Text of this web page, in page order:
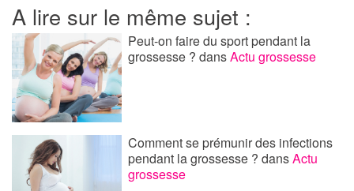
A lire sur le même sujet :
Peut-on faire du sport pendant la
grossesse ?dansActu grossesse
Comment se prémunir des infections
pendant la grossesse ?dansActu
grossesse